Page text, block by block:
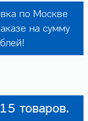
по Москве
на сумму
товаров.